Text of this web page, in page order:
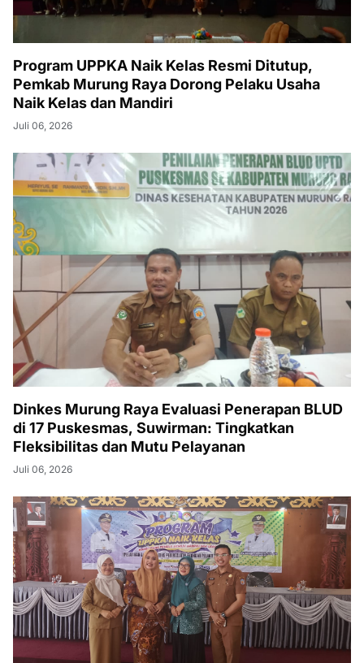
Program UPPKA Naik Kelas Resmi Ditutup,
Pemkab Murung Raya Dorong Pelaku Usaha
Naik Kelas dan Mandiri
Juli 06, 2026
Dinkes Murung Raya Evaluasi Penerapan BLUD
di 17 Puskesmas, Suwirman: Tingkatkan
Fleksibilitas dan Mutu Pelayanan
Juli 06, 2026